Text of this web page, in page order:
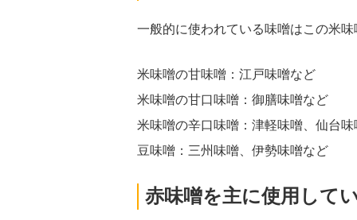
一般的に使われている味噌はこの米
米味噌の甘味噌：江戸味噌など
米味噌の甘口味噌：御膳味噌など
米味噌の辛口味噌：津軽味噌、仙台
豆味噌：三州味噌、伊勢味噌など
赤味噌を主に使用して